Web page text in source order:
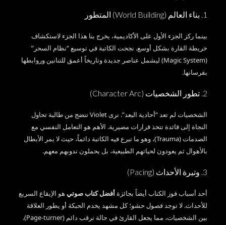
1. بناء العالم (World Building) المتطور
بينما ركز الجزء الأول على الأكاديمية، يخرج بنا هذا الجزء لاستكشاف
خريطة القارة بشكل أوسع. نجحت الكاتبة في توسيع “نظام السحر”
(Magic System) ليشمل عناصر جديدة وتاريخاً أعمق للتنانين وروابطها
بفرسانها.
2. تطور الشخصيات (Character Arc)
الشخصيات لم تعد “أحادية البعد”. نرى Violet تنضج من طالبة تحاول
النجاة إلى قائدة تتخذ قرارات مصيرية. الأهم هو التعامل النفسي مع
الصدمات (Trauma)، وهو ما تبرع فيه الكاتبة دائماً، حيث لا يمر الأبطال
بالأهوال ثم يعودون لحياتهم الطبيعية، بل يحملون ندوبهم معهم.
3. وتيرة الأحداث (Pacing)
أحد أسباب فوز الكتاب أيضاً بجائزة أفضل كتاب صوتيهو الإيقاع السريع
للأحداث. لا توجد فصول حشو؛ كل مشهد يخدم الحبكة أو يطور العلاقة
بين الشخصيات، مما يجعل القارئ في حالة ترقب دائم (Page-turner).